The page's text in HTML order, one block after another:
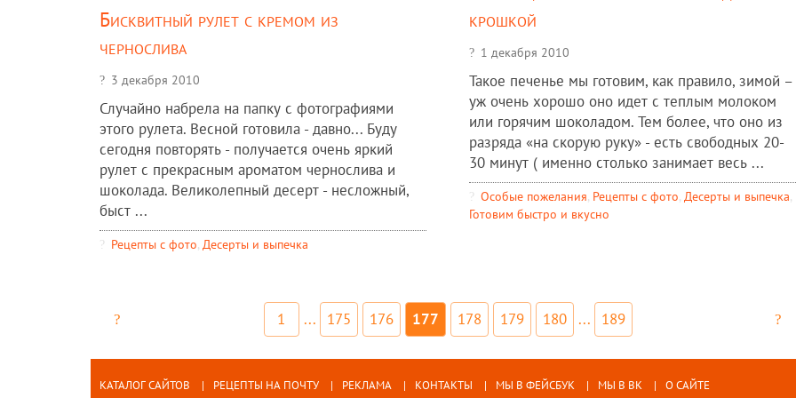
Бисквитный рулет с кремом из
чернослива
3 декабря 2010
Случайно набрела на папку с фотографиями
этого рулета. Весной готовила - давно... Буду
сегодня повторять - получается очень яркий
рулет с прекрасным ароматом чернослива и
шоколада. Великолепный десерт - несложный,
быст ...
Рецепты c фото, Десерты и выпечка
крошкой
1 декабря 2010
Такое печенье мы готовим, как правило, зимой –
уж очень хорошо оно идет с теплым молоком
или горячим шоколадом. Тем более, что оно из
разряда «на скорую руку» - есть свободных 20-
30 минут ( именно столько занимает весь ...
Особые пожелания, Рецепты c фото, Десерты и выпечка,
Готовим быстро и вкусно
1 ... 175 176 177 178 179 180 ... 189
КАТАЛОГ САЙТОВ РЕЦЕПТЫ НА ПОЧТУ РЕКЛАМА КОНТАКТЫ МЫ В ФЕЙСБУК МЫ В ВК О САЙТЕ